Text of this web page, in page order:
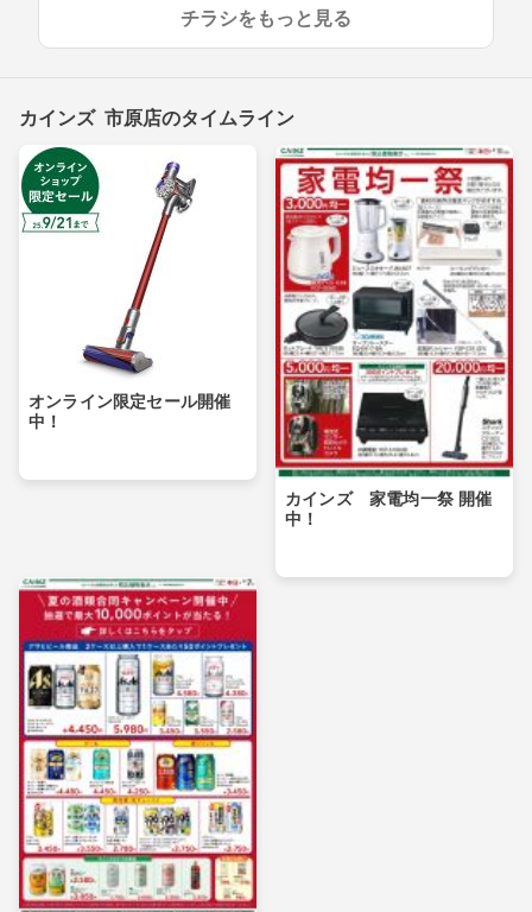
チラシをもっと見る
カインズ 市原店のタイムライン
オンライン限定セール開催
中！
カインズ 家電均一祭 開催
中！